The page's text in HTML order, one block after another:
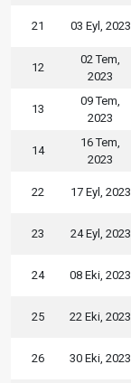
21 03 Eyl, 2023
12
02 Tem,
2023
13
09 Tem,
2023
14
16 Tem,
2023
22 17 Eyl, 2023
23 24 Eyl, 2023
24 08 Eki, 2023
25 22 Eki, 2023
26 30 Eki, 2023